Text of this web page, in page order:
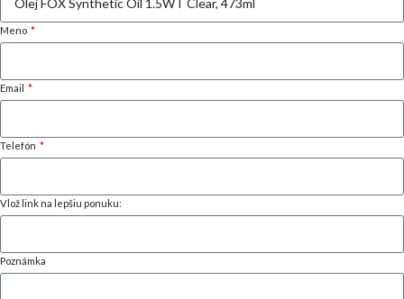
Meno
Email
Telefón
Vlož link na lepšiu ponuku:
Poznámka